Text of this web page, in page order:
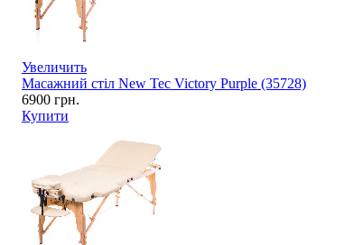
Увеличить
Масажний стіл New Tec Victory Purple (35728)
6900 грн.
Купити